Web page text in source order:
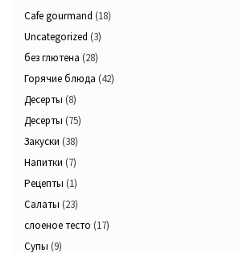
Cafe gourmand (18)
Uncategorized (3)
без глютена (28)
Горячие блюда (42)
Десерты (8)
Десерты (75)
Закуски (38)
Напитки (7)
Рецепты (1)
Салаты (23)
слоеное тесто (17)
Супы (9)